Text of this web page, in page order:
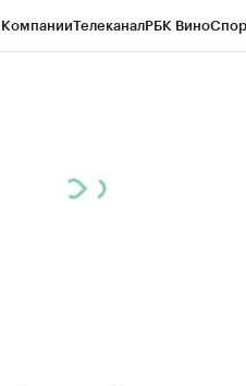
ТелеканалРБК Вино